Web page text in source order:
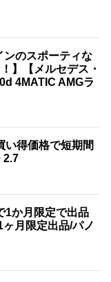
ンのスポーティな
】【メルセデス・
4MATIC AMGラ
い得価格で短期間
2.7
1か月限定で出品
月限定出品/パノ